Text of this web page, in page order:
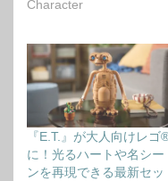
Character
『E.T.』が大人向けレゴ
に！光るハートや名シー
ンを再現できる最新セッ